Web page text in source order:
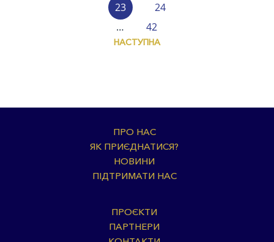
23
24
…
42
НАСТУПНА
ПРО НАС
ЯК ПРИЄДНАТИСЯ?
НОВИНИ
ПІДТРИМАТИ НАС
ПРОЄКТИ
ПАРТНЕРИ